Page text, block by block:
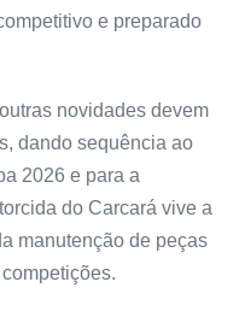
e preparado
novidades devem
dando sequência ao
2026 e para a
do Carcará vive a
manutenção de peças